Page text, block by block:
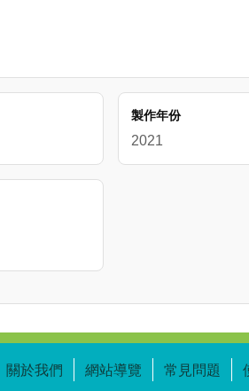
製作年份
2021
關於我們 網站導覽 常見問題